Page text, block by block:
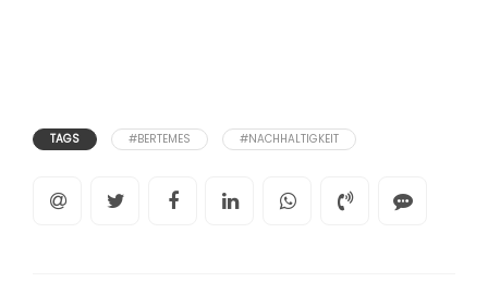
TAGS #BERTEMES #NACHHALTIGKEIT